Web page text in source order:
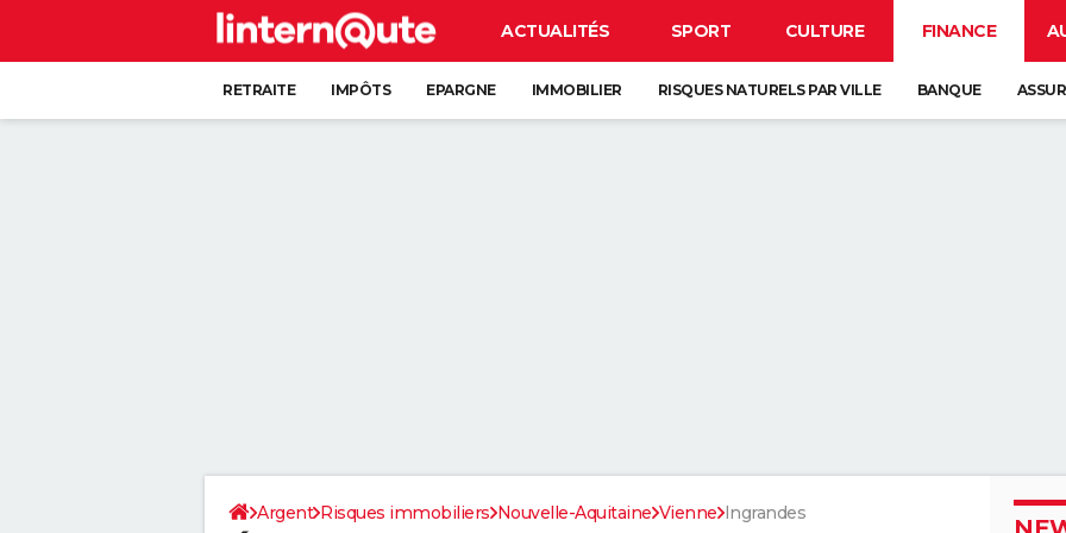
ACTUALITÉS SPORT CULTURE FINANCE
RETRAITE IMPÔTS EPARGNE IMMOBILIER RISQUES NATURELS PAR VILLE BANQUE
Argent Risques immobiliers Nouvelle-Aquitaine Vienne Ingrandes